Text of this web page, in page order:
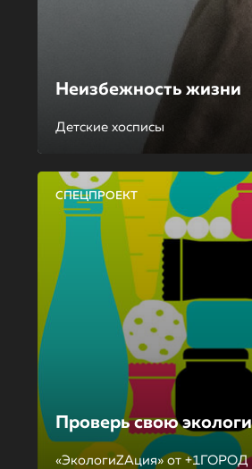
Неизбежность жизни
Детские хосписы
СПЕЦПРОЕКТ
Проверь свою
«ЭкологиZAция» от +1ГОРОД